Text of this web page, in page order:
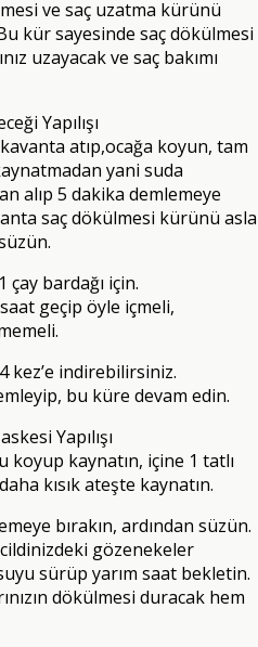
ve saç uzatma kürünü
kür sayesinde saç dökülmesi
uzayacak ve saç bakımı
Yapılışı
atıp,ocağa koyun, tam
yani suda
alıp 5 dakika demlemeye
saç dökülmesi kürünü asla
bardağı için.
geçip öyle içmeli,
kez’e indirebilirsiniz.
bu küre devam edin.
Yapılışı
koyup kaynatın, içine 1 tatlı
kısık ateşte kaynatın.
bırakın, ardından süzün.
gözenekeler
sürüp yarım saat bekletin.
dökülmesi duracak hem